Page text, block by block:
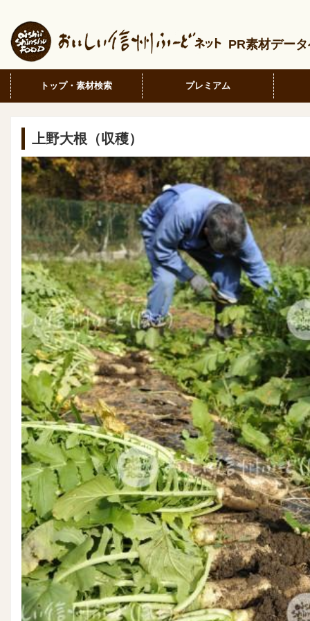
PR素材デー
トップ・素材検索 プレミアム
上野大根（収穫）